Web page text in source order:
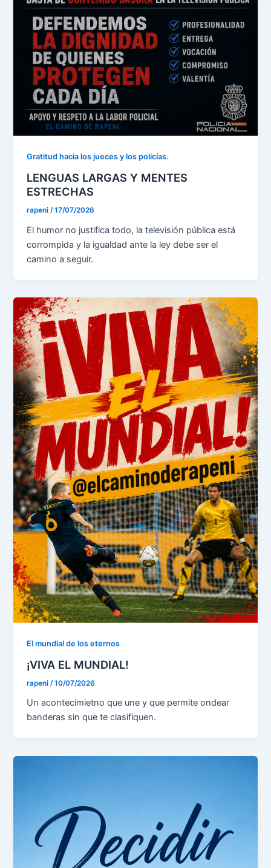
Gratitud hacia los jueces y los policías.
LENGUAS LARGAS Y MENTES
ESTRECHAS
rapeni /17/07/2026
El humor no justifica todo, la televisión pública está
corrompida y la igualdad ante la ley debe ser el
camino a seguir.
El mundial de los eternos
¡VIVA EL MUNDIAL!
rapeni /10/07/2026
Un acontecimietno que une y que permite ondear
banderas sin que te clasifiquen.